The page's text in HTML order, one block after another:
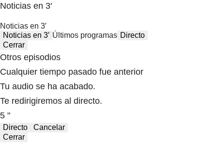
Noticias en 3′
Noticias en 3′
Noticias en 3′ Últimos programas Directo
Cerrar
Otros episodios
Cualquier tiempo pasado fue anterior
Tu audio se ha acabado.
Te redirigiremos al directo.
5 "
Directo
Cancelar
Cerrar